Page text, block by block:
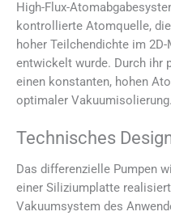
High-Flux-
kontrollierte Atomquelle,
hoher Teilchendichte im
entwickelt wurde. Durch ihr
einen konstanten, hohen
optimaler Vakuumisolierung.
Technisches
Das differenzielle Pumpen
einer Siliziumplatte
Vakuumsystem des